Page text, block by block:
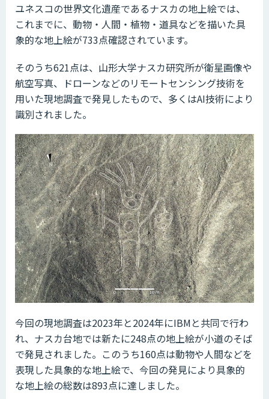
ユネスコの世界文化遺産であるナスカの地上絵では、
これまでに、動物・人間・植物・道具などを描いた具
象的な地上絵が733点確認されています。
そのうち621点は、山形大学ナスカ研究所が衛星画像や
航空写真、ドローンなどのリモートセンシング技術を
用いた現地調査で発見したもので、多くはAI技術により
識別されました。
今回の現地調査は2023年と2024年にIBMと共同で行わ
れ、ナスカ台地では新たに248点の地上絵が小道のそば
で発見されました。このうち160点は動物や人間などを
表現した具象的な地上絵で、今回の発見により具象的
な地上絵の総数は893点に達しました。